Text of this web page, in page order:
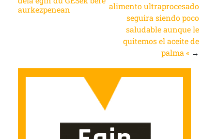
aurkezpenean
alimento ultraprocesado
seguira siendo poco
saludable aunque le
quitemos el aceite de
palma « →